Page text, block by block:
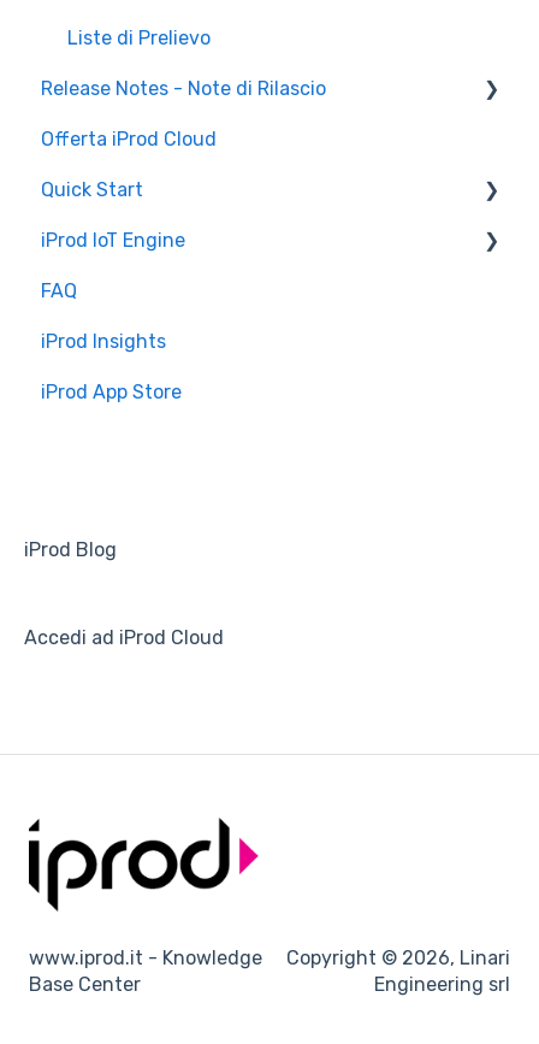
Liste di Prelievo
Release Notes - Note di Rilascio
iProd Cloud
iProd Tablet
Offerta iProd Cloud
Quick Start
Configurazioni Software
iProd IoT Engine
Introduzione
Installazione e Configurazione
FAQ
iProd Insights
iProd App Store
iProd Blog
Accedi ad iProd Cloud
www.iprod.it - Knowledge
Base Center
Copyright © 2026, Linari
Engineering srl